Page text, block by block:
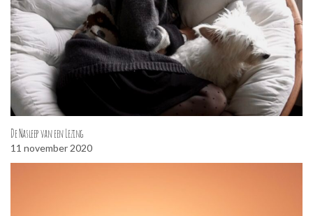
De Nasleep van een Lezing
11 november 2020